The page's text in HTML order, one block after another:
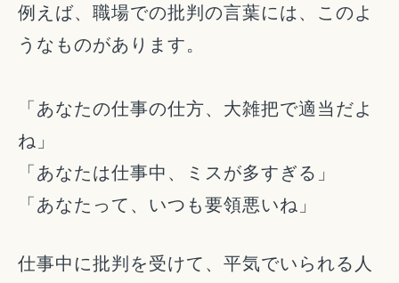
例えば、職場での批判の言葉には、このよ
うなものがあります。
「あなたの仕事の仕方、大雑把で適当だよ
ね」
「あなたは仕事中、ミスが多すぎる」
「あなたって、いつも要領悪いね」
仕事中に批判を受けて、平気でいられる人